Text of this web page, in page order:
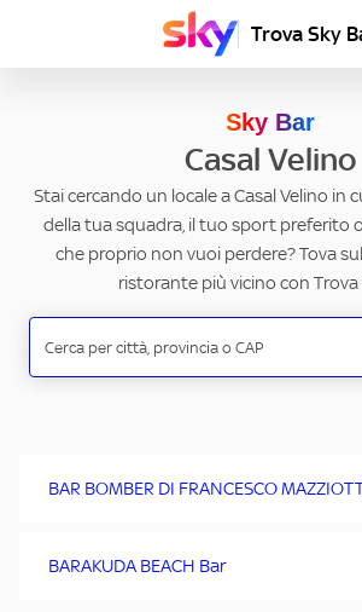
Trova Sky
Sky Bar
Casal Velino
Stai cercando un locale a Casal Velino in
della tua squadra, il tuo sport preferito
che proprio non vuoi perdere? Tova
ristorante più vicino con Trova
BAR BOMBER DI FRANCESCO
BARAKUDA BEACH Bar